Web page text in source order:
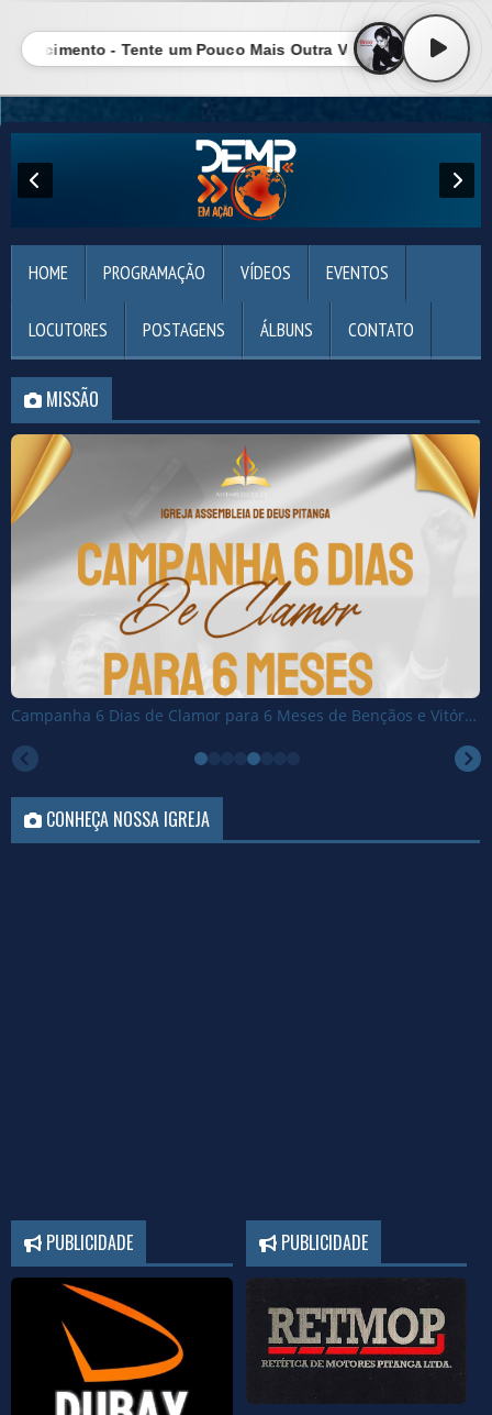
- Tente um Pouco Mais Outra Vez • Rose
HOME PROGRAMAÇÃO VÍDEOS EVENTOS
LOCUTORES POSTAGENS ÁLBUNS CONTATO
MISSÃO
Campanha 6 Dias de Clamor para 6 Meses de Bençãos e Vitórias
CONHEÇA NOSSA IGREJA
PUBLICIDADE PUBLICIDADE